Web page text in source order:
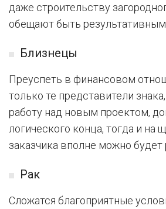
даже строительству
обещают быть
Близнецы
Преуспеть в финансовом
только те представители
работу над новым проектом,
логического конца, тогда и на
заказчика вполне можно будет
Рак
Сложатся благоприятные